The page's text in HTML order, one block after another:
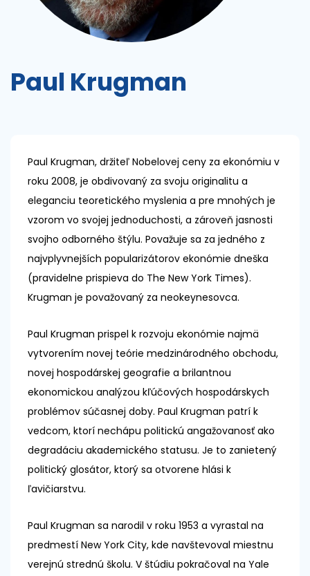
Paul Krugman
Paul Krugman, držiteľ Nobelovej ceny za ekonómiu v
roku 2008, je obdivovaný za svoju originalitu a
eleganciu teoretického myslenia a pre mnohých je
vzorom vo svojej jednoduchosti, a zároveň jasnosti
svojho odborného štýlu. Považuje sa za jedného z
najvplyvnejších popularizátorov ekonómie dneška
(pravidelne prispieva do The New York Times).
Krugman je považovaný za neokeynesovca.
Paul Krugman prispel k rozvoju ekonómie najmä
vytvorením novej teórie medzinárodného obchodu,
novej hospodárskej geografie a brilantnou
ekonomickou analýzou kľúčových hospodárskych
problémov súčasnej doby. Paul Krugman patrí k
vedcom, ktorí nechápu politickú angažovanosť ako
degradáciu akademického statusu. Je to zanietený
politický glosátor, ktorý sa otvorene hlási k
ľavičiarstvu.
Paul Krugman sa narodil v roku 1953 a vyrastal na
predmestí New York City, kde navštevoval miestnu
verejnú strednú školu. V štúdiu pokračoval na Yale